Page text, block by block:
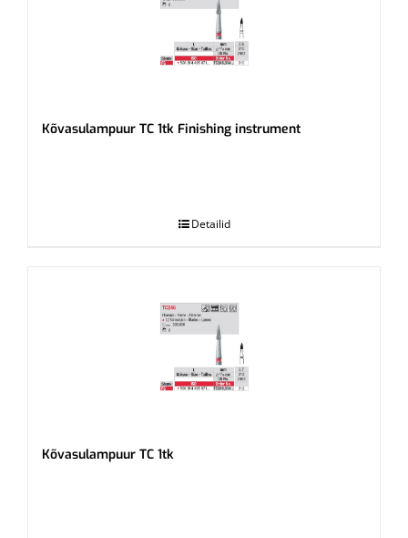
Kõvasulampuur TC 1tk Finishing instrument
Detailid
Kõvasulampuur TC 1tk